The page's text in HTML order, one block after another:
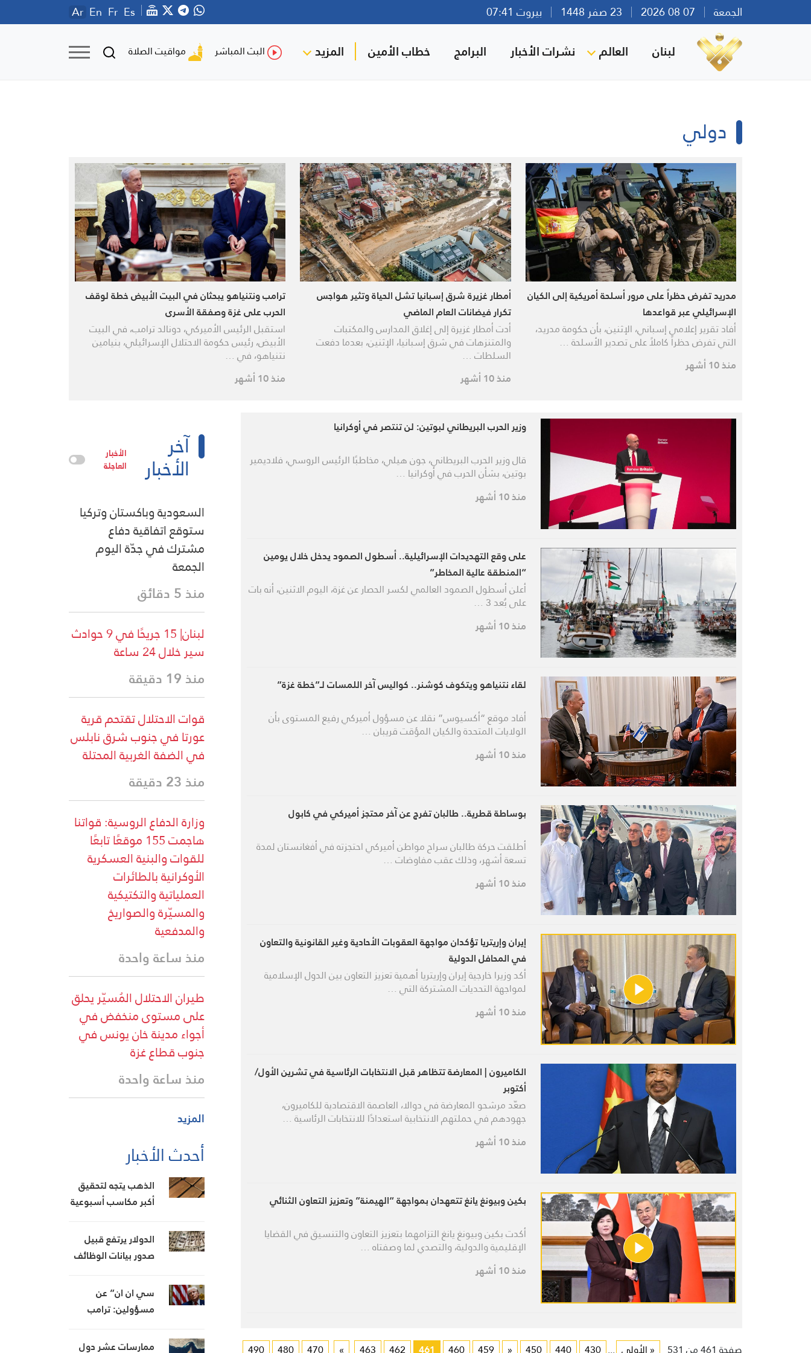
الجمعة بيروت 07:41 Ar En Fr Es
لبنان العالم نشرات الأخبار البرامج خطاب الأمين المزيد البث المباشر مواقيت الصلاة
دولي
مدريد تفرض حظراً على مرور أسلحة أمريكية إلى الكيان
الإسرائيلي عبر قواعدها
أفاد تقرير إعلامي إسباني، الإثنين، بأن حكومة مدريد،
التي تفرض حظراً كاملاً على تصدير الأسلحة …
منذ 10 أشهر
أمطار غزيرة شرق إسبانيا تشل الحياة وتثير هواجس
تكرار فيضانات العام الماضي
أدت أمطار غزيرة إلى إغلاق المدارس والمكتبات
والمتنزهات في شرق إسبانيا، الإثنين، بعدما دفعت
السلطات …
منذ 10 أشهر
ترامب ونتنياهو يبحثان في البيت الأبيض خطة لوقف
الحرب على غزة وصفقة الأسرى
استقبل الرئيس الأميركي، دونالد ترامب، في البيت
الأبيض، رئيس حكومة الاحتلال الإسرائيلي، بنيامين
نتنياهو، في …
منذ 10 أشهر
وزير الحرب البريطاني لبوتين: لن تنتصر في أوكرانيا
قال وزير الحرب البريطاني، جون هيلي، مخاطبًا الرئيس الروسي، فلاديمير
بوتين، بشأن الحرب في أوكرانيا …
منذ 10 أشهر
على وقع التهديدات الإسرائيلية.. أسطول الصمود يدخل خلال يومين
“المنطقة عالية المخاطر”
أعلن أسطول الصمود العالمي لكسر الحصار عن غزة، اليوم الاثنين، أنه بات
على بُعد 3 …
منذ 10 أشهر
لقاء نتنياهو ويتكوف كوشنر.. كواليس آخر اللمسات لـ”خطة غزة”
أفاد موقع “أكسيوس” نقلا عن مسؤول أميركي رفيع المستوى بأن
الولايات المتحدة والكيان المؤقت قريبان …
منذ 10 أشهر
بوساطة قطرية.. طالبان تفرج عن آخر محتجز أميركي في كابول
أطلقت حركة طالبان سراح مواطن أميركي احتجزته في أفغانستان لمدة
تسعة أشهر، وذلك عقب مفاوضات …
منذ 10 أشهر
إيران وإريتريا تؤكدان مواجهة العقوبات الأحادية وغير القانونية والتعاون
في المحافل الدولية
أكد وزيرا خارجية إيران وإريتريا أهمية تعزيز التعاون بين الدول الإسلامية
لمواجهة التحديات المشتركة التي …
منذ 10 أشهر
الكاميرون | المعارضة تتظاهر قبل الانتخابات الرئاسية في تشرين الأول/
أكتوبر
صعّد مرشحو المعارضة في دوالا، العاصمة الاقتصادية للكاميرون،
جهودهم في حملتهم الانتخابية استعدادًا للانتخابات الرئاسية …
منذ 10 أشهر
بكين وبيونغ يانغ تتعهدان بمواجهة “الهيمنة” وتعزيز التعاون الثنائي
أكدت بكين وبيونغ يانغ التزامهما بتعزيز التعاون والتنسيق في القضايا
الإقليمية والدولية، والتصدي لما وصفتاه …
منذ 10 أشهر
آخر
الأخبار
الأخبار
العاجلة
السعودية وباكستان وتركيا
ستوقع اتفاقية دفاع
مشترك في جدّة اليوم
الجمعة
منذ 5 دقائق
لبنان| 15 جريحًا في 9 حوادث
سير خلال 24 ساعة
منذ 19 دقيقة
قوات الاحتلال تقتحم قرية
عورتا في جنوب شرق نابلس
في الضفة الغربية المحتلة
منذ 23 دقيقة
وزارة الدفاع الروسية: قواتنا
هاجمت 155 موقعًا تابعًا
للقوات والبنية العسكرية
الأوكرانية بالطائرات
العملياتية والتكتيكية
والمسيّرة والصواريخ
والمدفعية
منذ ساعة واحدة
طيران الاحتلال المُسيّر يحلق
على مستوى منخفض في
أجواء مدينة خان يونس في
جنوب قطاع غزة
منذ ساعة واحدة
المزيد
أحدث الأخبار
الذهب يتجه لتحقيق
أكبر مكاسب أسبوعية
يناير
الدولار يرتفع قبيل
صدور بيانات الوظائف
سي ان ان” عن
مسؤولين: ترامب
حول نفاد الذخيرة
ممارسات عشر دول